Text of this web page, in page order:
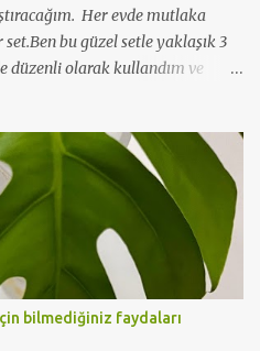
Blog,
Her evde mutlaka
bu güzel setle yaklaşık 3
düzenli olarak kullandım ve
tek tanıtmaya başlamadan
Aoe Vera yı önce iyice
bilmediğiniz faydaları